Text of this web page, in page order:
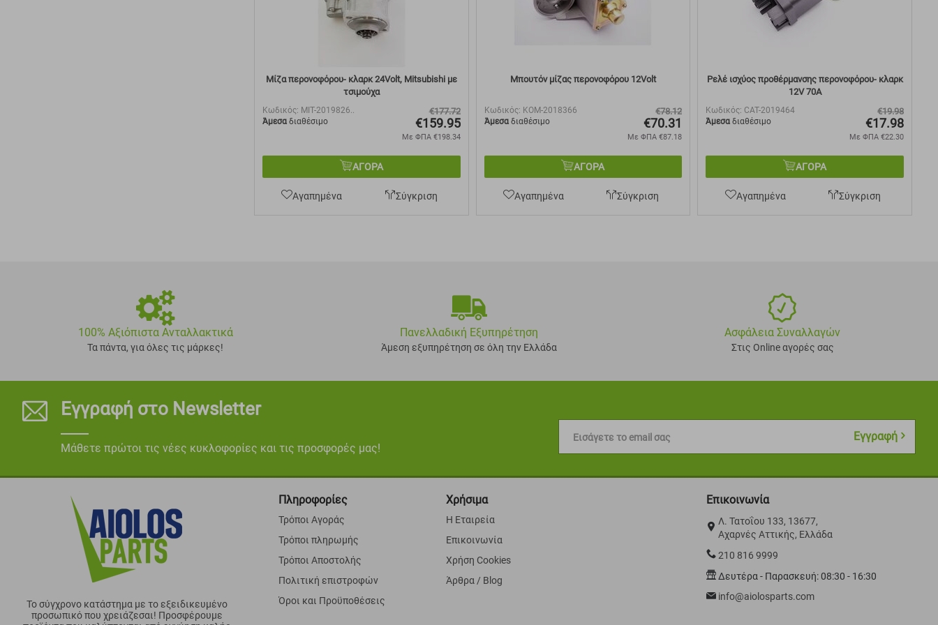
Μίζα περονοφόρου- κλαρκ 24Volt, Mitsubishi με
τσιμούχα
Κωδικός: MIT-2019826..
Άμεσαδιαθέσιμο
€177.72
€159.95
Με ΦΠΑ €198.34
ΑΓΟΡΑ
Αγαπημένα Σύγκριση
Μπουτόν μίζας περονοφόρου 12Volt
Κωδικός: KOM-2018366
Άμεσαδιαθέσιμο
€78.12
€70.31
Με ΦΠΑ €87.18
ΑΓΟΡΑ
Αγαπημένα Σύγκριση
Ρελέ ισχύος προθέρμανσης περονοφόρου- κλαρκ
12V 70A
Κωδικός: CAT-2019464
Άμεσα διαθέσιμο
€19.98
€17.98
Με ΦΠΑ €22.30
ΑΓΟΡΑ
Αγαπημένα Σύγκριση
100% Αξιόπιστα Ανταλλακτικά
Τα πάντα, για όλες τις μάρκες!
Πανελλαδική Εξυπηρέτηση
Άμεση εξυπηρέτηση σε όλη την Ελλάδα
Ασφάλεια Συναλλαγών
Στις Online αγορές σας
Εγγραφή στο Newsletter
Μάθετε πρώτοι τις νέες κυκλοφορίες και τις προσφορές μας!
Εισάγετε το email σας Εγγραφή
Το σύγχρονο κατάστημα με το εξειδικευμένο
προσωπικό που χρειάζεσαι! Προσφέρουμε
Πληροφορίες
Τρόποι Αγοράς
Τρόποι πληρωμής
Τρόποι Αποστολής
Πολιτική επιστροφών
Όροι και Προϋποθέσεις
Χρήσιμα
Η Εταιρεία
Επικοινωνία
Χρήση Cookies
Άρθρα / Blog
Επικοινωνία
Λ. Τατοΐου 133, 13677,
Αχαρνές Αττικής, Ελλάδα
210 816 9999
Δευτέρα - Παρασκευή: 08:30 - 16:30
info@aiolosparts.com